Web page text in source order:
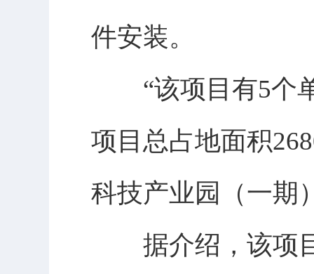
件安装。
“该项目有5个单
项目总占地面积
科技产业园（一期
据介绍，该项目